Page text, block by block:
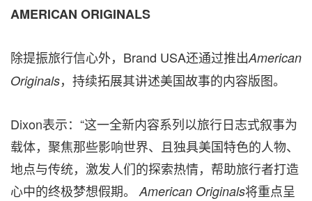
AMERICAN ORIGINALS
除提振旅行信心外，Brand USA还通过推出American
Originals，持续拓展其讲述美国故事的内容版图。
Dixon表示：“这一全新内容系列以旅行日志式叙事为
载体，聚焦那些影响世界、且独具美国特色的人物、
地点与传统，激发人们的探索热情，帮助旅行者打造
心中的终极梦想假期。 American Originals将重点呈